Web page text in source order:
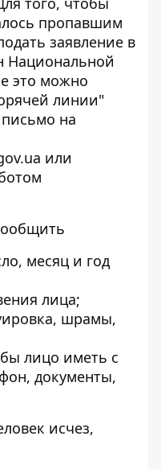
пропавшим
заявление в
Национальной
это можно
линии"
на
или
месяц и год
лица;
шрамы,
лицо иметь с
документы,
исчез,